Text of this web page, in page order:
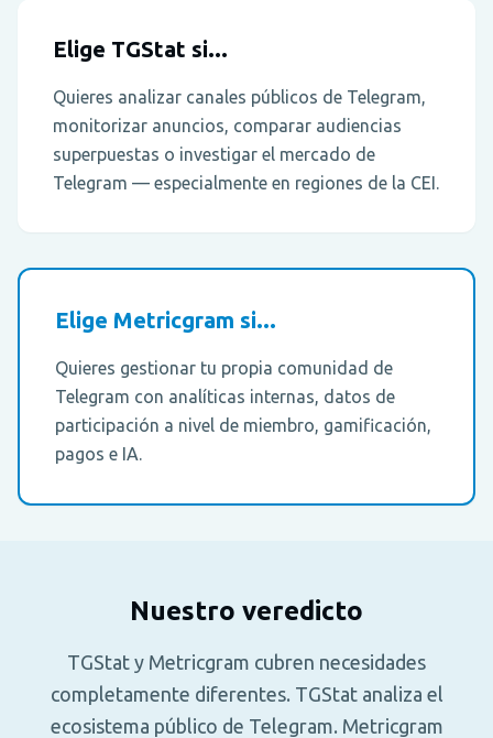
Elige TGStat si...
Quieres analizar canales públicos de Telegram,
monitorizar anuncios, comparar audiencias
superpuestas o investigar el mercado de
Telegram — especialmente en regiones de la CEI.
Elige Metricgram si...
Quieres gestionar tu propia comunidad de
Telegram con analíticas internas, datos de
participación a nivel de miembro, gamificación,
pagos e IA.
Nuestro veredicto
TGStat y Metricgram cubren necesidades
completamente diferentes. TGStat analiza el
ecosistema público de Telegram. Metricgram